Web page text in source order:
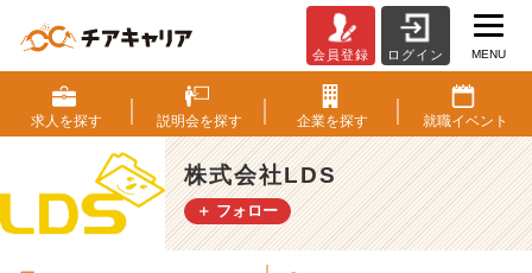
活
生
へ】
L
D
S
会員登録 ログイン MENU
求人を探す 説明会を探す 企業を探す 就職イベント
株式会社LDS
＋ フォロー